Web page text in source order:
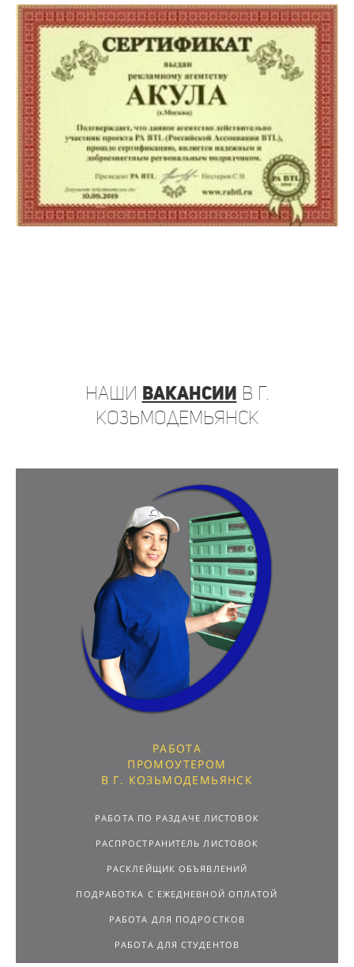
наши вакансии в г.
Козьмодемьянск
РАБОТА
ПРОМОУТЕРОМ
В Г. КОЗЬМОДЕМЬЯНСК
РАБОТА ПО РАЗДАЧЕ ЛИСТОВОК
РАСПРОСТРАНИТЕЛЬ ЛИСТОВОК
РАСКЛЕЙЩИК ОБЪЯВЛЕНИЙ
ПОДРАБОТКА С ЕЖЕДНЕВНОЙ ОПЛАТОЙ
РАБОТА ДЛЯ ПОДРОСТКОВ
РАБОТА ДЛЯ СТУДЕНТОВ